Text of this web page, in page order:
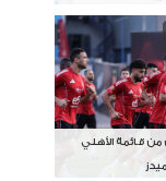
قائمة الأهلي